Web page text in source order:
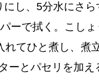
にし、5分水にさ
ーで拭く。こしょ
てひと煮し、煮
ーとパセリを加え